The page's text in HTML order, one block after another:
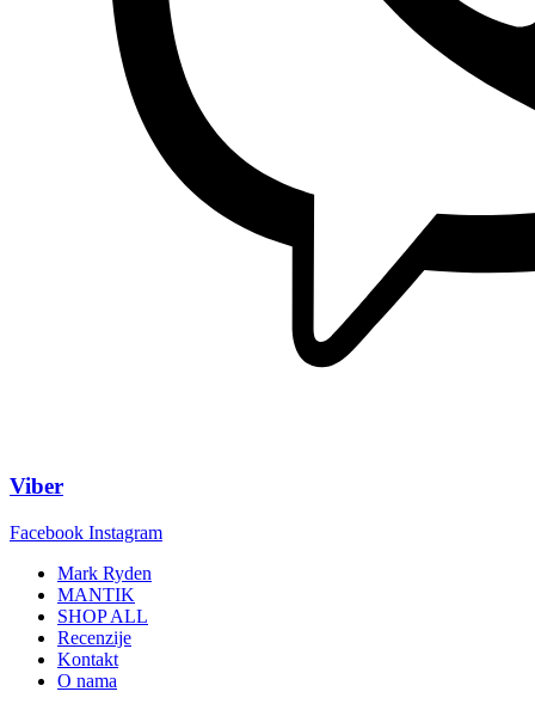
Viber
Facebook Instagram
Mark Ryden
MANTIK
SHOP ALL
Recenzije
Kontakt
O nama